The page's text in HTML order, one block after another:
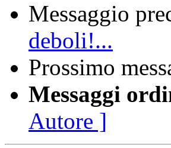
Messaggio
deboli!...
Prossimo
Messaggi
Autore ]